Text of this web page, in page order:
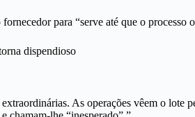
para “serve até que o processo
dispendioso
As operações vêem o lote